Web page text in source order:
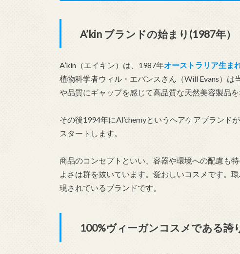
A’kin ブランドの始まり(1987年）
A’kin（エイキン）は、1987年オーストラリア生ま
植物科学者ウィル・エバンスさん（Will Evans）
や品質にギャップを感じて高品質な天然美容製品を
その後1994年にAl’chemyというヘアケアブランド
スタートします。
商品のコンセプトといい、容器や環境への配慮も
よさは群を抜いています。愛おしいコスメです。
現されているブランドです。
100%ヴィーガンコスメである誇